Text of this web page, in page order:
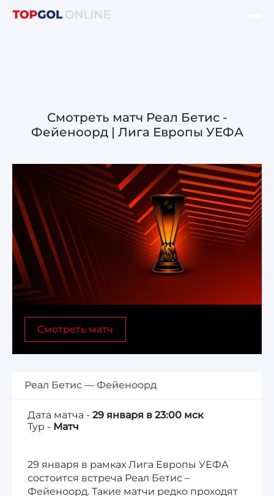
ОБЗОРЫ ЛЧ УЕФА
ОБЗОРЫ ЛЕ УЕФА
Лига чемпионов УЕФА
Лига Европы УЕФА
Лига конференций УЕФА
Лига 1, Чемпионат Франции
Бундеслига, Чемпионат Германии
Чемпионат Саудовской Аравии 25/26
Смотреть матч Реал Бетис -
Фейеноорд | Лига Европы УЕФА
Смотреть матч
Реал Бетис — Фейеноорд
Дата матча - 29 января в 23:00 мск
Тур - Матч
29 января в рамках Лига Европы УЕФА
состоится встреча Реал Бетис –
Фейеноорд. Такие матчи редко проходят